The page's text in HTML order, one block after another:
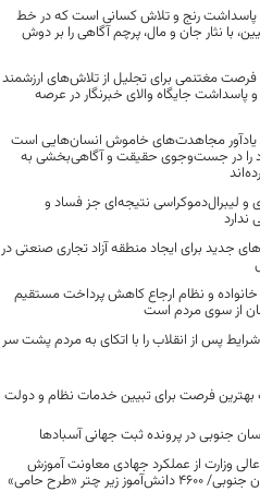
پاسداشت رنج و تلاش کسانی است که در خط
با نثار جان و مال، پرچم آگاهی را بر دوش
فرصت مغتنمی برای تجلیل از تلاش‌های ارزشمند
پاسداشت جایگاه والای خبرنگار در عرصه
یادآور مجاهدت‌های خاموش انسان‌هایی است
را در جست‌وجوی حقیقت و آگاهی‌بخشی به
و لیبرال‌دموکراسی نتیجه‌ای جز فساد و
ندارد
جدید برای ایجاد منطقه آزاد تجاری صنعتی در
و نظام ارجاع کاهش پرداخت مستقیم
از سوی مردم است
پس از انقلاب را با اتکای به مردم پشت سر
فرصت برای تبیین خدمات نظام و دولت
جنوبی در پرونده ثبت جهانی آسبادها
وزارت از عملکرد جهادی معاونت آموزش
زیر چتر «طرح حامی»